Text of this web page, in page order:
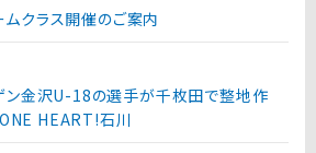
クラス開催のご案内
ゲン金沢U-18の選手が千枚田で整地作
HEART!石川